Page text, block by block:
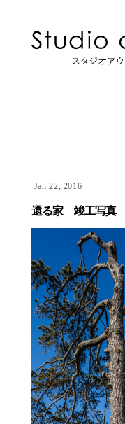
Jan 22, 2016
還る家 竣工写真